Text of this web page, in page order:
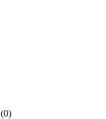
(0)